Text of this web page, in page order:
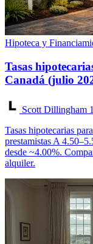
Hipoteca y
Tasas
Canadá (julio
Scott Dillingham
Tasas hipotecarias
prestamistas A
desde ~4.00%.
alquiler.